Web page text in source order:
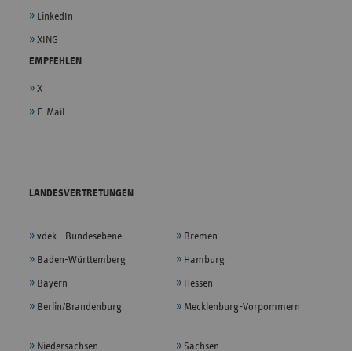
LinkedIn
XING
EMPFEHLEN
X
E-Mail
LANDESVERTRETUNGEN
vdek - Bundesebene
Baden-Württemberg
Bayern
Berlin/Brandenburg
Bremen
Hamburg
Hessen
Mecklenburg-Vorpommern
Niedersachsen Sachsen